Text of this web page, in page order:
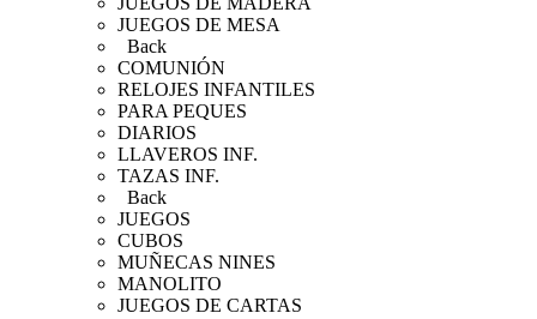
JUEGOS DE MESA
Back
COMUNIÓN
RELOJES INFANTILES
PARA PEQUES
DIARIOS
LLAVEROS INF.
TAZAS INF.
Back
JUEGOS
CUBOS
MUÑECAS NINES
MANOLITO
JUEGOS DE CARTAS